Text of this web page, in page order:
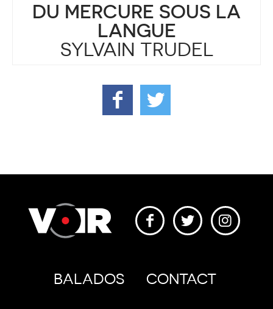
DU MERCURE SOUS LA
LANGUE
SYLVAIN TRUDEL
BALADOS CONTACT